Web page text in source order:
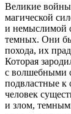
Великие войны
магической
и немыслимой
темных. Они
похода, их
Которая
с волшебными
подвластные
человек
и злом,